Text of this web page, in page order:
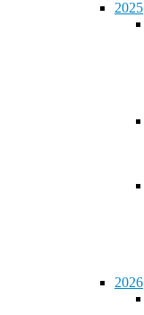
2025
2026